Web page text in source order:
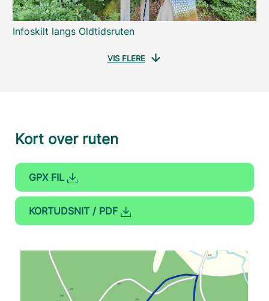
Infoskilt langs Oldtidsruten
VIS FLERE
Kort over ruten
GPX FIL
KORTUDSNIT / PDF